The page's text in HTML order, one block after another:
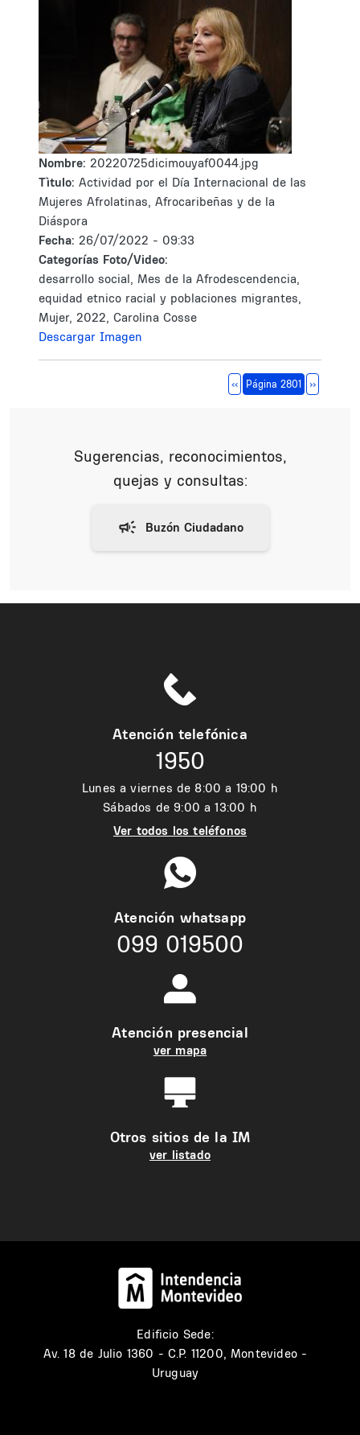
Nombre: 20220725dicimouyaf0044.jpg
Tìtulo: Actividad por el Día Internacional de las
Mujeres Afrolatinas, Afrocaribeñas y de la
Diáspora
Fecha: 26/07/2022 - 09:33
Categorías Foto/Video:
desarrollo social, Mes de la Afrodescendencia,
equidad etnico racial y poblaciones migrantes,
Mujer, 2022, Carolina Cosse
Descargar Imagen
Página anterior
‹‹ Página 2801 Siguiente
››
Sugerencias, reconocimientos,
quejas y consultas:
Atención telefónica
1950
Lunes a viernes de 8:00 a 19:00 h
Sábados de 9:00 a 13:00 h
Ver todos los teléfonos
Atención whatsapp
099 019500
Atención presencial
ver mapa
Otros sitios de la IM
ver listado
Edificio Sede:
Av. 18 de Julio 1360 - C.P. 11200, Montevideo -
Uruguay